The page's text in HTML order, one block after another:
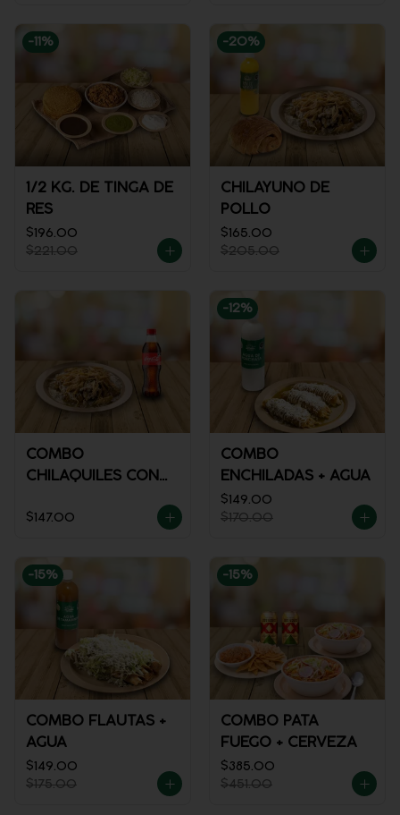
-11 %
1/2 KG. DE TINGA DE
RES
$196.00
$221.00
-20%
CHILAYUNO DE
POLLO
$165.00
$205.00
COMBO
CHILAQUILES CON
$147.00
-12%
COMBO
ENCHILADAS + AGUA
$149.00
$170.00
-15%
COMBO FLAUTAS +
AGUA
$149.00
$175.00
-15%
COMBO PATA
FUEGO + CERVEZA
$385.00
$451.00